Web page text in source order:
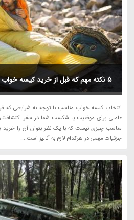
5 نکته مهم که قبل از خرید کیسه خواب باید به آن توجه کنید
انتخاب کیسه خواب مناسب با توجه به شرایطی که
عاملی برای موفقیت یا شکست شما در سفر
مناسب چیزی نیست که با یک نظر بتوان آن را خرید
جزئیات مهمی در هرکدام لازم به آنالیز است....